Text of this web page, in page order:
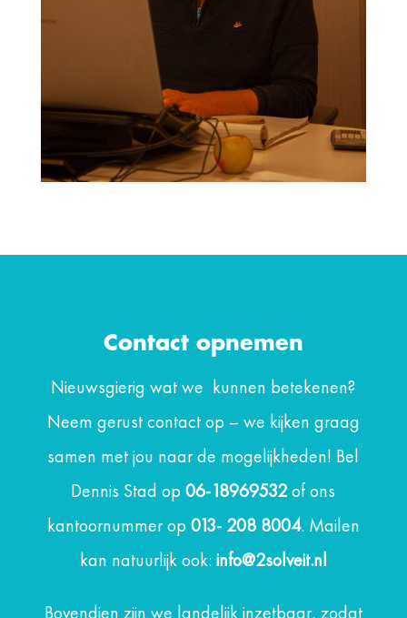
Contact opnemen
Nieuwsgierig wat we kunnen betekenen?
Neem gerust contact op – we kijken graag
samen met jou naar de mogelijkheden! Bel
Dennis Stad op06-18969532of ons
kantoornummer op013- 208 8004. Mailen
kan natuurlijk ook: info@2solveit.nl
Bovendien zijn we landelijk inzetbaar, zodat